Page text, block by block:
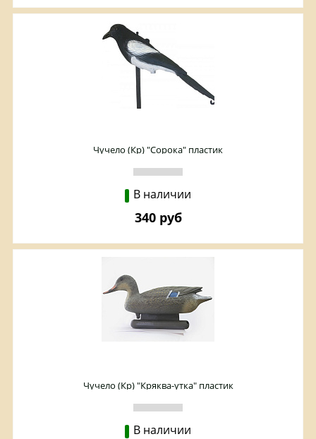
Чучело (Кр) "Сорока" пластик
В наличии
340 руб
Чучело (Кр) "Кряква-утка" пластик
В наличии